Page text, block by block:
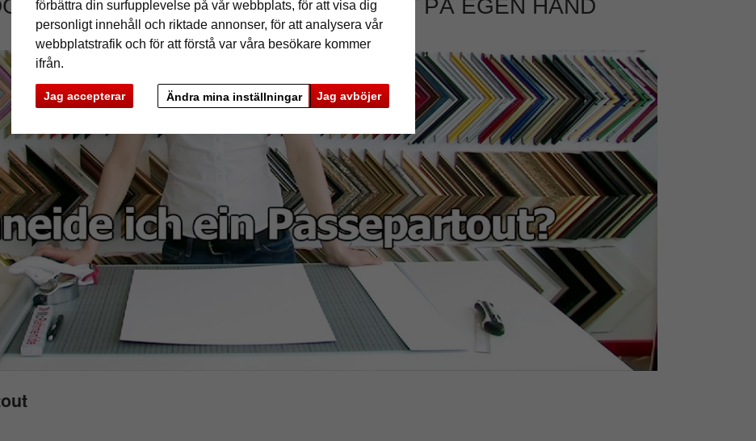
förbättra din surfupplevelse på vår webbplats, för att visa dig
personligt innehåll och riktade annonser, för att analysera vår
webbplatstrafik och för att förstå var våra besökare kommer
ifrån.
Jag accepterar Jag avböjer
Ändra mina inställningar
SKÄRA EN PASSEPARTOUT PÅ EGEN HAND